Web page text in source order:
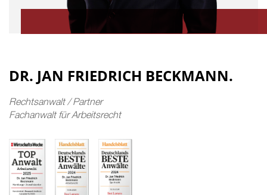
DR. JAN FRIEDRICH BECKMANN.
Rechtsanwalt / Partner
Fachanwalt für Arbeitsrecht